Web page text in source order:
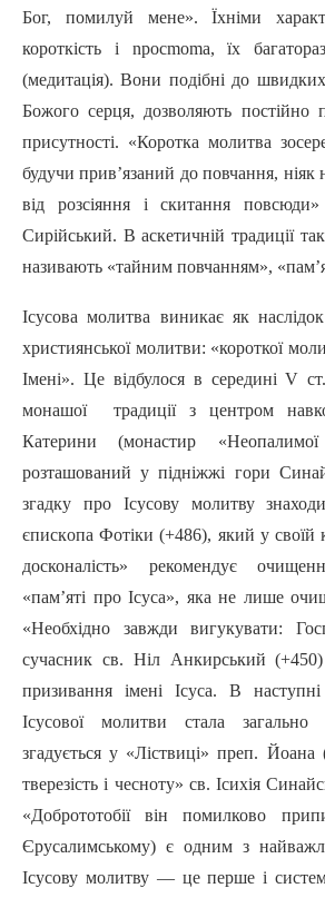
Бог, помилуй мене». Їхніми
короткість i npocmoma, ïx
(медитація). Вони подібні до
Божого серця, дозволяють постійно
присутності. «Коротка молитва
будучи прив’язаний до повчання,
від розсіяння i скитання
Сирійський. В аскетичній традиції
називають «тайним повчанням»,
Ісусова молитва виникає як
християнської молитви: «короткої
Імені». Це відбулося в середині V
монашої традиції з центром
Катерини (монастир
розташований у підніжжі гори
згадку про Ісусову молитву
єпиcкoпa Фотіки (+486), який у своїй
досконалість» рекомендує
«пам’яті про Icyca», яка не лише
«Необхідно завжди вигукувати:
сучасник св. Ніл Анкирський
призивання імені Icyca. В наступні
Ісусової молитви стала
згадується у «Ліствиці» пpeп.
тверезість i чесноту» св. Ісихія
«Добрототобії він помилково
Єрусалимському) є одним з
Ісусову молитву — це перше i